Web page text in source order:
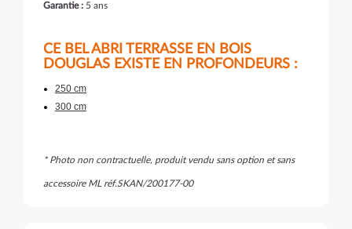
Garantie : 5 ans
CE BEL ABRI TERRASSE EN BOIS
DOUGLAS EXISTE EN PROFONDEURS :
250 cm
300 cm
* Photo non contractuelle, produit vendu sans option et sans
accessoire ML réf.SKAN/200177-00